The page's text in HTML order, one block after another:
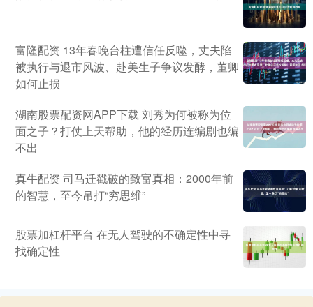
富隆配资 13年春晚台柱遭信任反噬，丈夫陷
被执行与退市风波、赴美生子争议发酵，董卿
如何止损
湖南股票配资网APP下载 刘秀为何被称为位
面之子？打仗上天帮助，他的经历连编剧也编
不出
真牛配资 司马迁戳破的致富真相：2000年前
的智慧，至今吊打“穷思维”
股票加杠杆平台 在无人驾驶的不确定性中寻
找确定性